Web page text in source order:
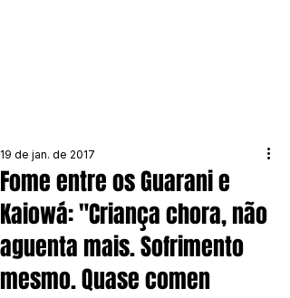
Fome entre os Guarani e
Kaiowá: "Criança chora, não
aguenta mais. Sofrimento
mesmo. Quase comen
19 de jan. de 2017